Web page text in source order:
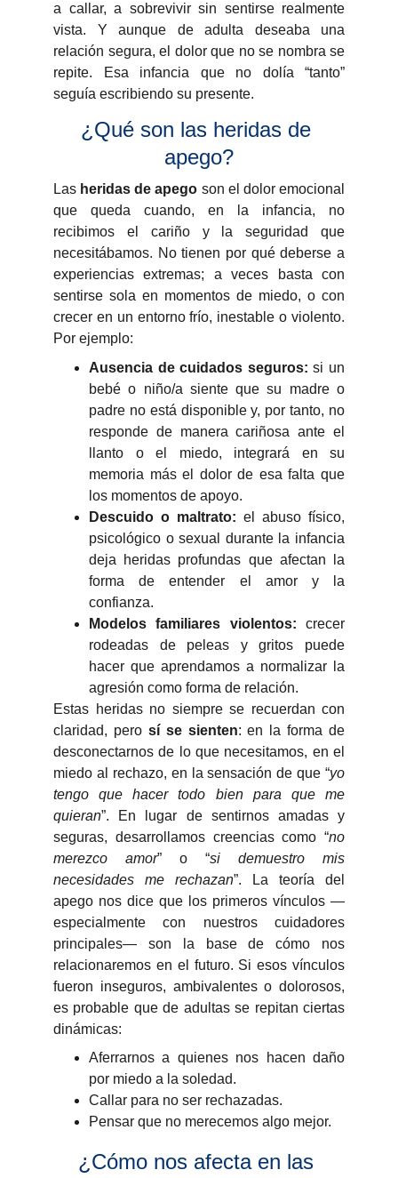
a callar, a sobrevivir sin sentirse realmente
vista. Y aunque de adulta deseaba una
relación segura, el dolor que no se nombra se
repite. Esa infancia que no dolía “tanto”
seguía escribiendo su presente.
Las heridas de apego son el dolor emocional
que queda cuando, en la infancia, no
recibimos el cariño y la seguridad que
necesitábamos. No tienen por qué deberse a
experiencias extremas; a veces basta con
sentirse sola en momentos de miedo, o con
crecer en un entorno frío, inestable o violento.
Por ejemplo:
Ausencia de cuidados seguros: si un
bebé o niño/a siente que su madre o
padre no está disponible y, por tanto, no
responde de manera cariñosa ante el
llanto o el miedo, integrará en su
memoria más el dolor de esa falta que
los momentos de apoyo.
Descuido o maltrato: el abuso físico,
psicológico o sexual durante la infancia
deja heridas profundas que afectan la
forma de entender el amor y la
confianza.
Modelos familiares violentos: crecer
rodeadas de peleas y gritos puede
hacer que aprendamos a normalizar la
agresión como forma de relación.
Estas heridas no siempre se recuerdan con
claridad, pero sí se sienten: en la forma de
desconectarnos de lo que necesitamos, en el
miedo al rechazo, en la sensación de que “yo
tengo que hacer todo bien para que me
quieran”. En lugar de sentirnos amadas y
seguras, desarrollamos creencias como “no
merezco amor” o “si demuestro mis
necesidades me rechazan”. La teoría del
apego nos dice que los primeros vínculos —
especialmente con nuestros cuidadores
principales— son la base de cómo nos
relacionaremos en el futuro. Si esos vínculos
fueron inseguros, ambivalentes o dolorosos,
es probable que de adultas se repitan ciertas
dinámicas:
Aferrarnos a quienes nos hacen daño
por miedo a la soledad.
Callar para no ser rechazadas.
Pensar que no merecemos algo mejor.
¿Qué son las heridas de
apego?
¿Cómo nos afecta en las